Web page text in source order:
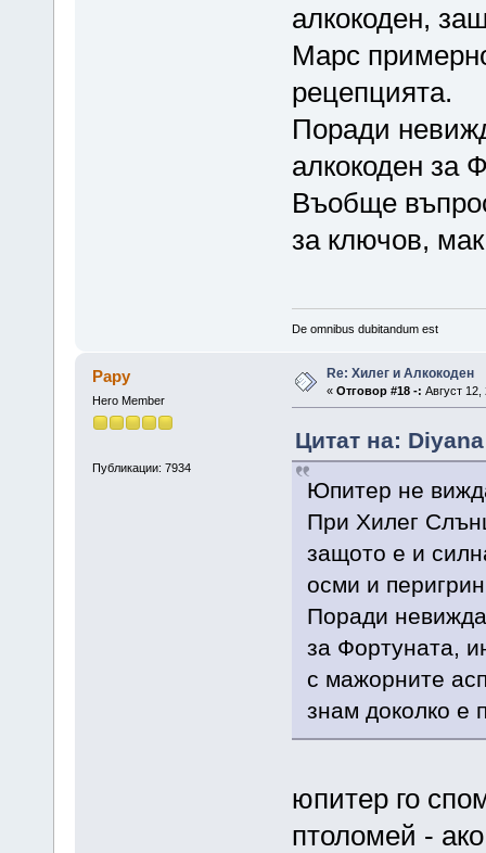
алкокоден,
Марс
рецепцията.
Поради
алкокоден за
Въобще
за ключов,
De omnibus dubitandum est
Papy
Hero Member
Публикации: 7934
Re: Хилег и Алкокоден
« Отговор #18 -: Август
Цитат на:
Юпитер не
При Хилег
защото е и
осми и
Поради
за Фортуната,
с мажорните
знам доколко е
юпитер го
птоломей -